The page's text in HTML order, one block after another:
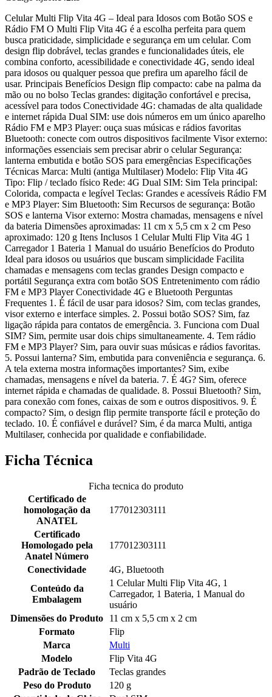
Celular Multi Flip Vita 4G – Ideal para Idosos com Botão SOS e
Rádio FM O Multi Flip Vita 4G é a escolha perfeita para quem
busca praticidade, simplicidade e segurança em um celular. Com
design flip dobrável, teclas grandes e funcionalidades úteis, ele
combina conforto, acessibilidade e conectividade 4G, sendo ideal
para idosos ou qualquer pessoa que prefira um aparelho fácil de
usar. Principais Benefícios Design flip compacto: cabe na palma da
mão ou no bolso Teclas grandes: digitação confortável e precisa,
acessível para todos Conectividade 4G: chamadas de alta qualidade
e internet rápida Dual SIM: use dois números em um único aparelho
Rádio FM e MP3 Player: ouça suas músicas e rádios favoritas
Bluetooth: conecte com outros dispositivos facilmente Visor externo:
informações essenciais sem precisar abrir o celular Segurança:
lanterna embutida e botão SOS para emergências Especificações
Técnicas Marca: Multi (antiga Multilaser) Modelo: Flip Vita 4G
Tipo: Flip / teclado físico Rede: 4G Dual SIM: Sim Tela principal:
Colorida, compacta e legível Teclas: Grandes e acessíveis Rádio FM
e MP3 Player: Sim Bluetooth: Sim Recursos de segurança: Botão
SOS e lanterna Visor externo: Mostra chamadas, mensagens e nível
da bateria Dimensões aproximadas: 11 cm x 5,5 cm x 2 cm Peso
aproximado: 120 g Itens Inclusos 1 Celular Multi Flip Vita 4G 1
Carregador 1 Bateria 1 Manual do usuário Benefícios do Produto
Ideal para idosos ou usuários que buscam simplicidade Facilita
chamadas e mensagens com teclas grandes Design compacto e
portátil Segurança extra com botão SOS Entretenimento com rádio
FM e MP3 Player Conectividade 4G e Bluetooth Perguntas
Frequentes 1. É fácil de usar para idosos? Sim, com teclas grandes,
visor externo e interface simples. 2. Possui botão SOS? Sim, faz
ligação rápida para contatos de emergência. 3. Funciona com Dual
SIM? Sim, permite usar dois chips simultaneamente. 4. Tem rádio
FM e MP3 Player? Sim, para ouvir suas músicas e rádios favoritas.
5. Possui lanterna? Sim, embutida para conveniência e segurança. 6.
A tela externa mostra informações importantes? Sim, exibe
chamadas, mensagens e nível da bateria. 7. É 4G? Sim, oferece
internet rápida e chamadas de qualidade. 8. Possui Bluetooth? Sim,
para conexão com fones, caixas de som e outros dispositivos. 9. É
compacto? Sim, o design flip permite transporte fácil e proteção do
teclado. 10. É confiável e durável? Sim, é da marca Multi, antiga
Multilaser, conhecida por qualidade e confiabilidade.
Ficha Técnica
Ficha tecnica do produto
Certificado de
homologação da
ANATEL
177012303111
Certificado
Homologado pela
Anatel Número
177012303111
Conectividade
4G, Bluetooth
Conteúdo da
Embalagem
1 Celular Multi Flip Vita 4G, 1
Carregador, 1 Bateria, 1 Manual do
usuário
Dimensões do Produto
11 cm x 5,5 cm x 2 cm
Formato
Flip
Marca
Multi
Modelo
Flip Vita 4G
Padrão de Teclado
Teclas grandes
Peso do Produto
120 g